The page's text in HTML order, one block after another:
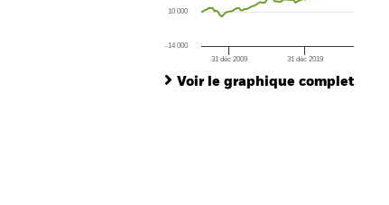
31 déc 2009 31 déc 2019
-14 000
10 000
Voir le graphique complet